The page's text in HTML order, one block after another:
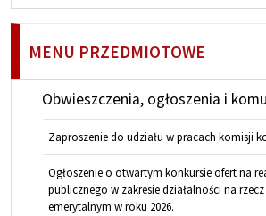
MENU PRZEDMIOTOWE
Obwieszczenia, ogłoszenia i
Zaproszenie do udziału w pracach komisji
Ogłoszenie o otwartym konkursie ofert na
publicznego w zakresie działalności na
emerytalnym w roku 2026.